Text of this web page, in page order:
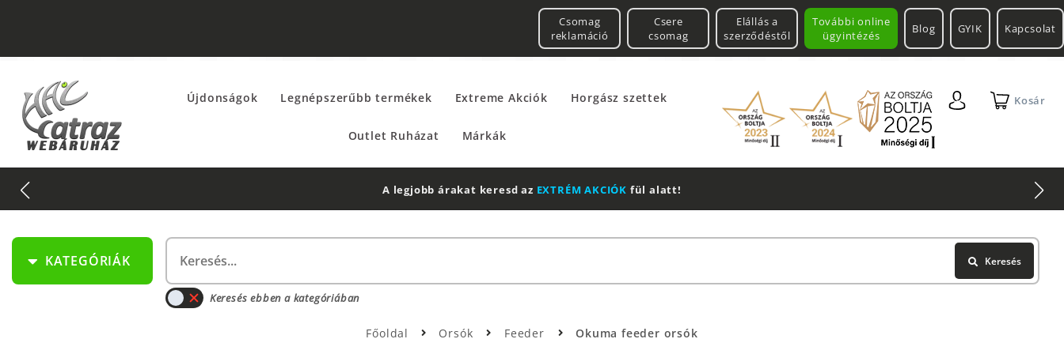
További online
ügyintézés
Csomag
reklamáció
Csere
csomag
Elállás a
szerződéstől
Blog GYIK Kapcsolat
Újdonságok Legnépszerűbb termékek Extreme Akciók Horgász szettek
Outlet Ruházat Márkák
Kosár
A legjobb árakat keresd az EXTRÉM AKCIÓK fül alatt!
KATEGÓRIÁK Keresés
Keresés ebben a kategóriában
Főoldal Orsók Feeder Okuma feeder orsók